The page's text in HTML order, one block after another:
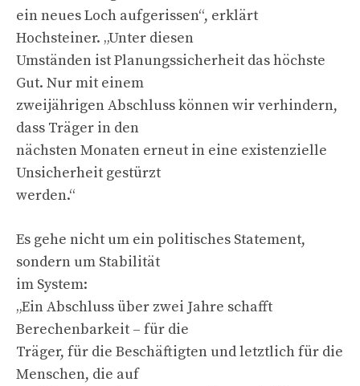
ein neues Loch aufgerissen“, erklärt
Hochsteiner. „Unter diesen
Umständen ist Planungssicherheit das höchste
Gut. Nur mit einem
zweijährigen Abschluss können wir verhindern,
dass Träger in den
nächsten Monaten erneut in eine existenzielle
Unsicherheit gestürzt
werden.“
Es gehe nicht um ein politisches Statement,
sondern um Stabilität
im System:
„Ein Abschluss über zwei Jahre schafft
Berechenbarkeit – für die
Träger, für die Beschäftigten und letztlich für die
Menschen, die auf